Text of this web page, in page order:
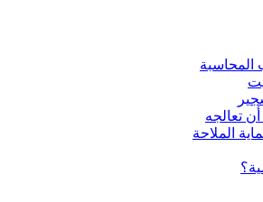
المحاسبة
تعالجه
الملاحة